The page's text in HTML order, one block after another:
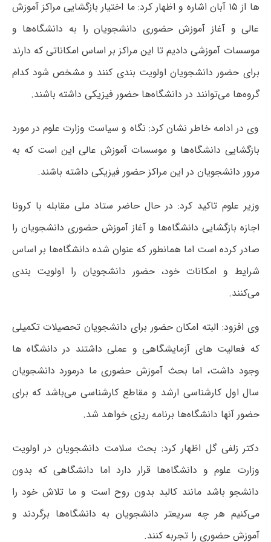
ها از ۱۵ آبان اشاره و اظهار کرد: ما اختیار بازگشایی مراکز آموزش
عالی و آغاز آموزش حضوری دانشجویان را به دانشگاه‌ها و
موسسات آموزشی دادیم تا این مراکز بر اساس امکاناتی که دارند
برای حضور دانشجویان اولویت بندی کنند و مشخص شود کدام
گروه‌ها می‌توانند در دانشگاه‌ها حضور فیزیکی داشته باشند.
وی در ادامه خاطر نشان کرد: نگاه و سیاست وزارت علوم در مورد
بازگشایی دانشگاه‌ها و موسسات آموزش عالی این است که به
مرور دانشجویان در این مراکز حضور فیزیکی داشته باشند.
وزیر علوم تاکید کرد: در حال حاضر ستاد ملی مقابله با کرونا
اجازه بازگشایی دانشگاه‌ها و آغاز آموزش حضوری دانشجویان را
صادر کرده است اما همانطور که عنوان شده دانشگاه‌ها بر اساس
شرایط و امکانات خود، حضور دانشجویان را اولویت بندی
می‌کنند.
وی افزود: البته امکان حضور برای دانشجویان تحصیلات تکمیلی
که فعالیت های آزمایشگاهی و عملی داشتند در دانشگاه ها
وجود داشت، اما بحث آموزش حضوری ما درمورد دانشجویان
سال اول کارشناسی ارشد و مقاطع کارشناسی می‌باشد که برای
حضور آنها دانشگاه‌ها برنامه ریزی خواهد شد.
دکتر زلفی گل اظهار کرد: بحث سلامت دانشجویان در اولویت
وزارت علوم و دانشگاه‌ها قرار دارد اما دانشگاهی که بدون
دانشجو باشد مانند کالبد بدون روح است و ما تلاش خود را
می‌کنیم هر چه سریعتر دانشجویان به دانشگاه‌ها برگردند و
آموزش حضوری را تجربه کنند.